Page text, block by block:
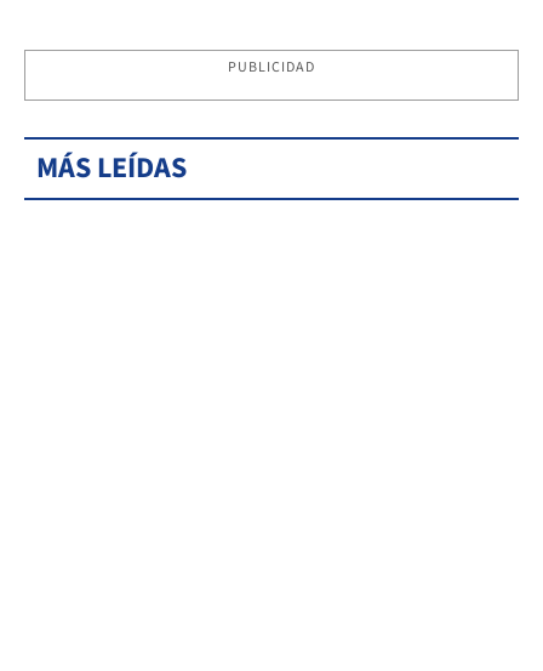
PUBLICIDAD
MÁS LEÍDAS